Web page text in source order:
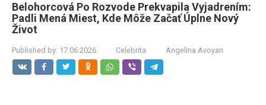
Belohorcová Po Rozvode Prekvapila Vyjadrením:
Padli Mená Miest, Kde Môže Začať Úplne Nový
Život
Published by: 17.06.2026 Celebrita Angelina Avoyan